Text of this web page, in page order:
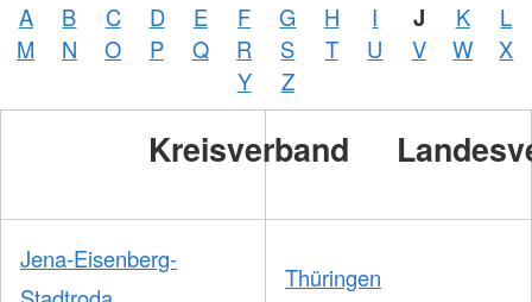
A B C D E F G H I J K
L
M
N O P Q R S T U V W
X
Y
Z
Kreisverband
Jena-Eisenberg-
Thüringen